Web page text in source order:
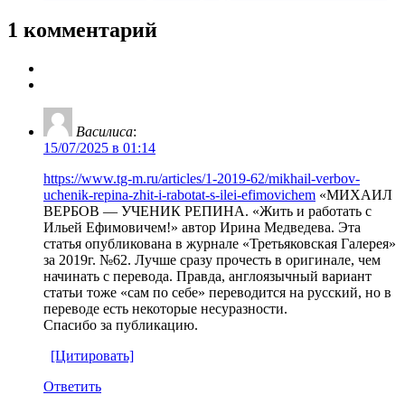
1 комментарий
Василиса:
15/07/2025 в 01:14
https://www.tg-m.ru/articles/1-2019-62/mikhail-verbov-
uchenik-repina-zhit-i-rabotat-s-ilei-efimovichem «МИХАИЛ
ВЕРБОВ — УЧЕНИК РЕПИНА. «Жить и работать с
Ильей Ефимовичем!» автор Ирина Медведева. Эта
статья опубликована в журнале «Третьяковская Галерея»
за 2019г. №62. Лучше сразу прочесть в оригинале, чем
начинать с перевода. Правда, англоязычный вариант
статьи тоже «сам по себе» переводится на русский, но в
переводе есть некоторые несуразности.
Спасибо за публикацию.
[Цитировать]
Ответить